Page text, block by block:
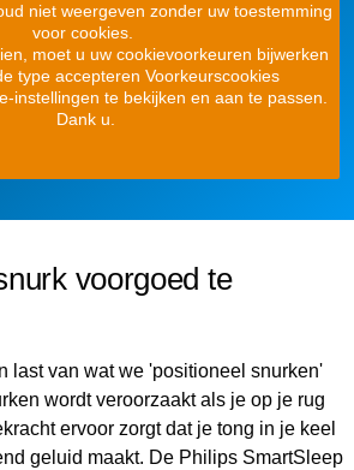
niet weergeven zonder uw toestemming
voor cookies.
moet u uw cookievoorkeuren bijwerken
type accepteren Voorkeurscookies
instellingen te bekijken en aan te passen.
Dank u.
voorgoed te
last van wat we 'positioneel snurken'
wordt veroorzaakt als je op je rug
ervoor zorgt dat je tong in je keel
geluid maakt. De Philips SmartSleep